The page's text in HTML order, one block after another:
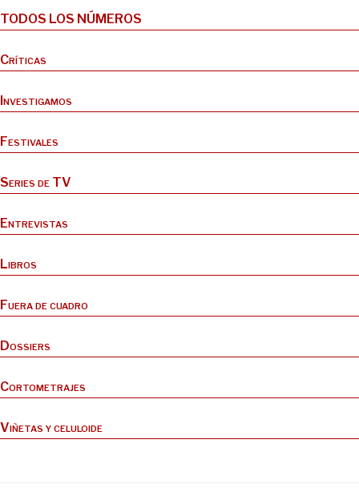
TODOS LOS NÚMEROS
Críticas
Investigamos
Festivales
Series de TV
Entrevistas
Libros
Fuera de cuadro
Dossiers
Cortometrajes
Viñetas y celuloide